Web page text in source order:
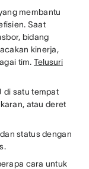
membantu
Saat
bidang
kinerja,
tim. Telusuri
di satu tempat
atau deret
status dengan
cara untuk